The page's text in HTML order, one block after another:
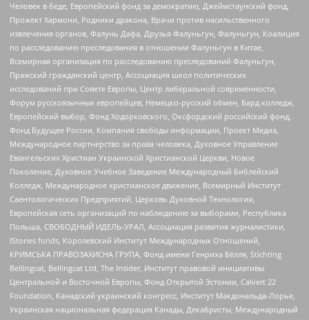
Человек в беде, Европейский фонд за демократию, Джеймстаунский фонд,
Прожект Хармони, Родники дракона, Врачи против насильственного
извлечения органов, Фалунь Дафа, Друзья Фалуньгун, Фалуньгун, Коалиция
по расследованию преследования в отношении Фалуньгун в Китае,
Всемирная организация по расследованию преследований Фалуньгун,
Пражский гражданский центр, Ассоциация школ политических
исследований при Совете Европы, Центр либеральной современности,
Форум русскоязычных европейцев, Немецко-русский обмен, Бард колледж,
Европейский выбор, Фонд Ходорковского, Оксфордский российский фонд,
Фонд Будущее России, Компания свободы информации, Проект Медиа,
Международное партнерство за права человека, Духовное Управление
Евангельских Христиан Украинской Христианской Церкви, Новое
Поколение, Духовное Учебное Заведение Международный Библейский
Колледж, Международное христианское движение, Всемирный Институт
Саентологических Предприятий, Церковь Духовной Технологии,
Европейская сеть организаций по наблюдению за выборами, Республика
Польша, СВОБОДНЫЙ ИДЕЛЬ-УРАЛ, Ассоциация развития журналистики,
IStories fonds, Королевский Институт Международных Отношений,
КРИМСЬКА ПРАВОЗАХИСНА ГРУПА, Фонд имени Генриха Бёлля, Stichting
Bellingcat, Bellingcat Ltd, The Insider, Институт правовой инициативы
Центральной и Восточной Европы, Фонд Открытой Эстонии, Calvert 22
Foundation, Канадский украинский конгресс, Институт Макдональда-Лорье,
Украинская национальная федерация Канады, Декабристы, Международный